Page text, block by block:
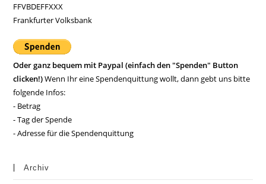
FFVBDEFFXXX
Frankfurter Volksbank
Oder ganz bequem mit Paypal (einfach den "Spenden" Button
clicken!)Wenn Ihr eine Spendenquittung wollt, dann gebt uns bitte
folgende Infos:
- Betrag
- Tag der Spende
- Adresse für die Spendenquittung
Archiv